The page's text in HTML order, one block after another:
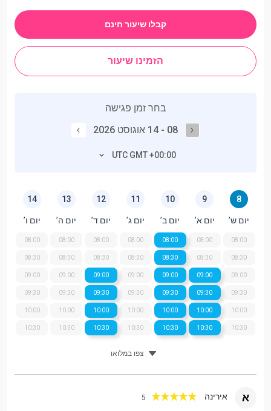
קבלו שיעור חינם
הזמינו שיעור
בחר זמן פגישה
08 - 14 אוגוסט 2026
UTC GMT +00:00
8
יום ש’
08:00
08:30
09:00
09:30
10:00
10:30
9
יום א’
08:00
08:30
09:00
09:30
10:00
10:30
10
יום ב’
08:00
08:30
09:00
09:30
10:00
10:30
11
יום ג’
08:00
08:30
09:00
09:30
10:00
10:30
12
יום ד’
08:00
08:30
09:00
09:30
10:00
10:30
13
יום ה’
08:00
08:30
09:00
09:30
10:00
10:30
14
יום ו’
08:00
08:30
09:00
09:30
10:00
10:30
צפו במלואו
א אירינה 5